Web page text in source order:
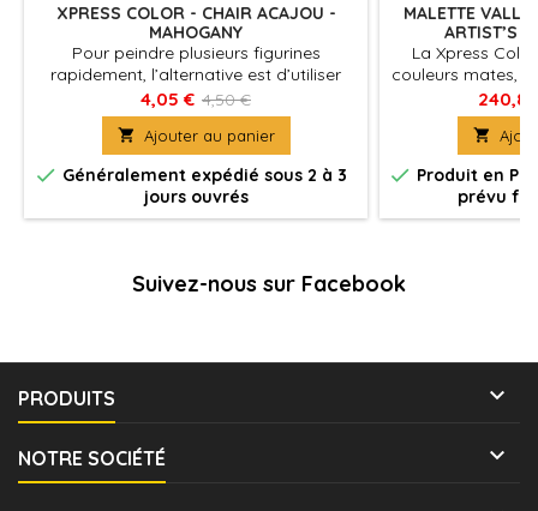
XPRESS COLOR - CHAIR ACAJOU -
MAHOGANY
Pour peindre plusieurs figurines
rapidement, l’alternative est d’utiliser
Xpress Color, des couleurs mates avec
une formulation spécifique qui
permettent de peindre des figurines
facilement et rapidement
4,05 € 4,50 €
 Ajouter au panier
 Généralement expédié sous 2 à 3
jours ouvrés
MALETTE
ARTIST’S
La Xpress
couleurs mates,
pour peindre
rapide et
capillarité,
s’écouler
figurine, en se
reliefs et plus

 Produit en
prévu fin
Suivez-nous sur Facebook
PRODUITS 
NOTRE SOCIÉTÉ 